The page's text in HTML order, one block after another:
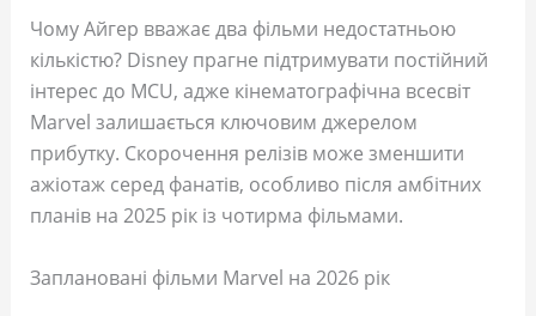
Чому Айгер вважає два фільми недостатньою
кількістю? Disney прагне підтримувати постійний
інтерес до MCU, адже кінематографічна всесвіт
Marvel залишається ключовим джерелом
прибутку. Скорочення релізів може зменшити
ажіотаж серед фанатів, особливо після амбітних
планів на 2025 рік із чотирма фільмами.
Заплановані фільми Marvel на 2026 рік